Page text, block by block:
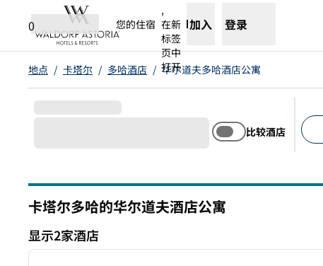
0
您的住宿
,
在新
标签
页中
打开
加入 登录
地点 / 卡塔尔 / 多哈酒店 / 华尔道夫多哈酒店公寓
比较酒店
卡塔尔多哈的华尔道夫酒店公寓
显示2家酒店
显示2家酒店
1/12